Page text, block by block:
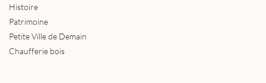
Histoire
Patrimoine
Petite Ville de Demain
Chaufferie bois